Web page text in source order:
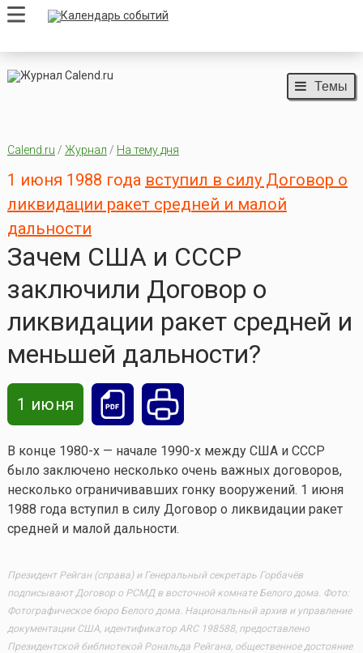
Темы
Calend.ru / Журнал / На тему дня
1 июня 1988 года вступил в силу Договор о
ликвидации ракет средней и малой
дальности
Зачем США и СССР
заключили Договор о
ликвидации ракет средней и
меньшей дальности?
1 июня
В конце 1980-х — начале 1990-х между США и СССР
было заключено несколько очень важных договоров,
несколько ограничивавших гонку вооружений. 1 июня
1988 года вступил в силу Договор о ликвидации ракет
средней и малой дальности.
Президент Рейган (справа) и Генеральный секретарь Горбачёв
подписывают Договор о РСМД в восточной комнате Белого дома. Фото:
Фотографическое бюро Белого дома. Национальный архив и управление
документации США, идентификатор ARC 198588, предоставлено
Президентской библиотекой Рональда Рейгана, общественное достояние